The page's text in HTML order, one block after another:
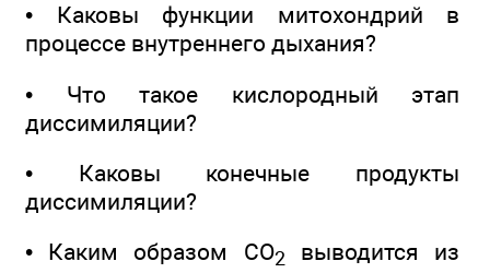
• Каковы функции митохондрий в
процессе внутреннего дыхания?
• Что такое кислородный этап
диссимиляции?
• Каковы конечные продукты
диссимиляции?
• Каким образом СО2
выводится из